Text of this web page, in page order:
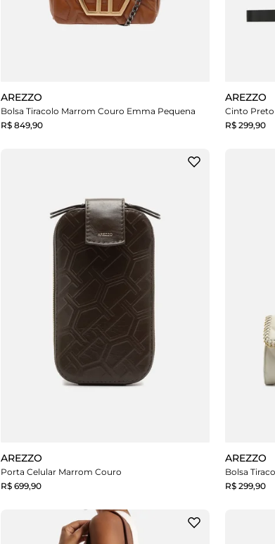
AREZZO
Bolsa Tiracolo Marrom Couro Emma Pequena
R$ 849,90
AREZZO
Cinto Preto
R$ 299,90
AREZZO
Porta Celular Marrom Couro
R$ 699,90
AREZZO
Bolsa
R$ 299,90